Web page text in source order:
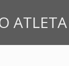
ATLETA